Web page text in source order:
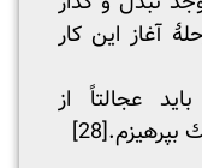
آغاز این کار
عجالتاً از
بپرهیزم.[28]